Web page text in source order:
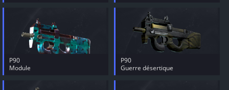
P90
Module
P90
Guerre désertique